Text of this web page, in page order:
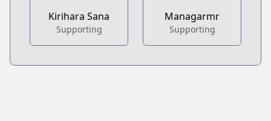
Kirihara Sana
Supporting
Managarmr
Supporting